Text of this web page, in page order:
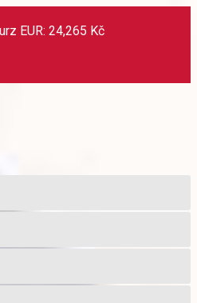
EUR: 24,265 Kč